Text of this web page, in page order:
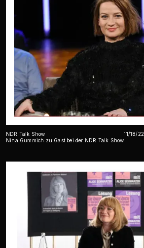
NDR Talk Show
Nina Gummich zu Gast bei der NDR Talk Show
11/18/22